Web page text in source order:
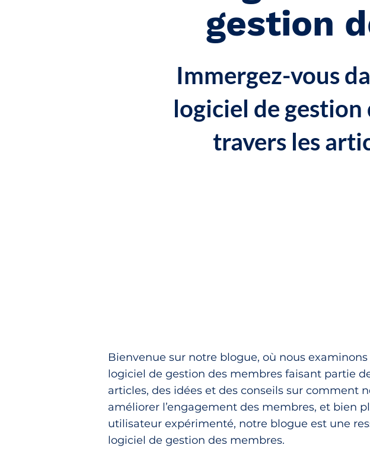
gestion
Immergez-vous
logiciel de gestion
travers les
Bienvenue sur notre blogue, où nous
logiciel de gestion des membres faisant partie
articles, des idées et des conseils sur
améliorer l’engagement des membres, et bien
utilisateur expérimenté, notre blogue est une
logiciel de gestion des membres.